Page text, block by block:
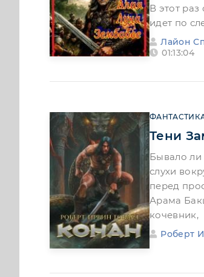
В этот
идет по
Лайон
01:13:04
Тени
Бывало ли
слухи
перед
Арама
кочевник,
Роберт